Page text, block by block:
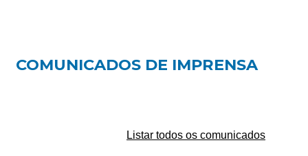
COMUNICADOS DE IMPRENSA
Listar todos os comunicados